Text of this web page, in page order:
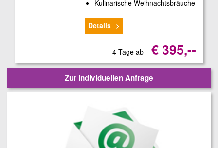
Kulinarische Weihnachtsbräuche
Details
4 Tage ab € 395,--
Zur individuellen Anfrage